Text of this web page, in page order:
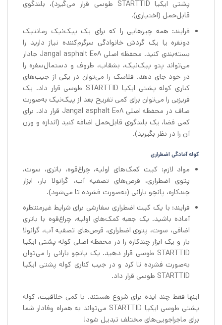
پشتی ایکیا STARTTID طوسی قرار می‌گیرد)، بلندگوی
قابل‌حمل (اختیاری).
فرایند: همه چیزهایی را که برای یک پیک‌نیک رمانتیک
دونفره یا یک گردش خانوادگی سرگرم‌کننده نیاز دارید را
بسته‌بندی کنید. محفظه اصلی Jangal asphalt E08 جادار
می‌تواند پتو پیک‌نیک، بشقاب، ظروف و دستمال‌سفره را
در خود جای دهد. فلاسک را می‌توان در یکی از جیب‌های
کناری کوله پشتی ایکیا STARTTID طوسی قرار داد. یک
فریزبی را می‌توان برای کمی تفریح بعد از پیک‌نیک به‌صورت
صاف در محفظه اصلی Jangal asphalt E08 قرار داد. برای
کمی فضا، یک بلندگوی قابل‌حمل اضافه کنید (اندازه و وزن
آن را در نظر بگیرید).
کوله آمادگی اضطراری
مواد لازم: کیت کمک‌های اولیه، چراغ‌قوه، باتری، سوت،
پتوی اضطراری، قرص‌های تصفیه آب، گرانولا بار، ابزار
چندکاره، پانچو بارانی (به‌صورت فشرده تا می‌شود).
فرایند: با یک کیت اضطراری سفارشی برای شرایط غیرمنتظره
آماده باشید. یک جعبه کمک‌های اولیه، چراغ‌قوه با باتری
اضافی، سوت، پتوی اضطراری، قرص‌های تصفیه آب، گرانولا
بار و یک ابزار چندکاره را در محفظه اصلی کوله پشتی ایکیا
STARTTID طوسی قرار دهید. یک پانچو بارانی را می‌توان
به‌صورت فشرده تا کرد و در جیب کناری کوله پشتی ایکیا
STARTTID طوسی قرار داد.
اینها فقط چند ایده برای شروع هستند. با کمی خلاقیت، کوله
پشتی طوسی ایکیا STARTTID می‌تواند به همراه وفادار شما
برای ماجراجویی‌های مختلف تبدیل شود!